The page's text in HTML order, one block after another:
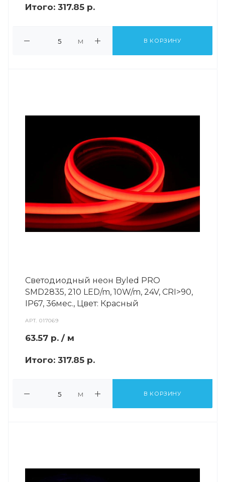
Итого: 317.85 р.
м В КОРЗИНУ
Светодиодный неон Byled PRO
SMD2835, 210 LED/m, 10W/m, 24V, СRI>90,
IP67, 36мес., Цвет: Красный
АРТ.017069
63.57 р. / м
Итого: 317.85 р.
м В КОРЗИНУ